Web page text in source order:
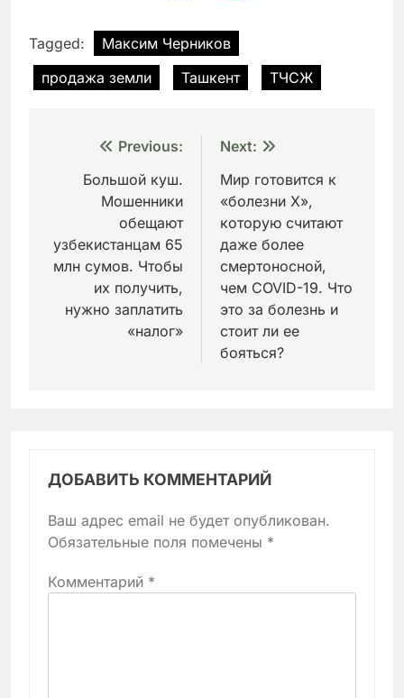
Tagged:
Максим Черников
продажа земли
Ташкент ТЧСЖ
Навигация
записям
Previous:
Большой куш.
Мошенники
обещают
узбекистанцам 65
млн сумов. Чтобы
их получить,
нужно заплатить
«налог»
Next:
Мир готовится к
«болезни Х»,
которую считают
даже более
смертоносной,
чем COVID-19. Что
это за болезнь и
стоит ли ее
бояться?
ДОБАВИТЬ КОММЕНТАРИЙ
Ваш адрес email не будет опубликован.
Обязательные поля помечены *
Комментарий *